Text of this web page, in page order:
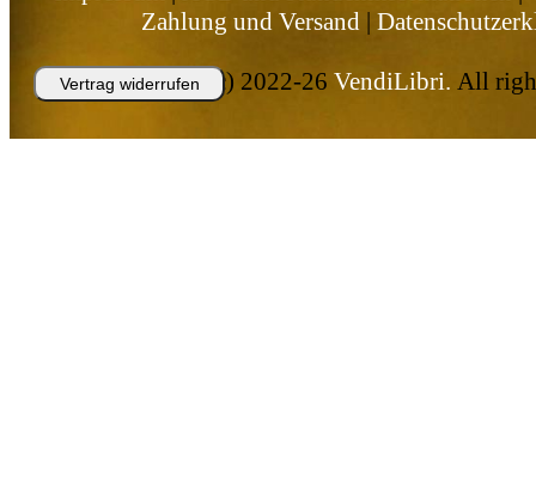
Zahlung und Versand|
Copyright (c) 2022-26 VendiLibri. All
Vertrag widerrufen